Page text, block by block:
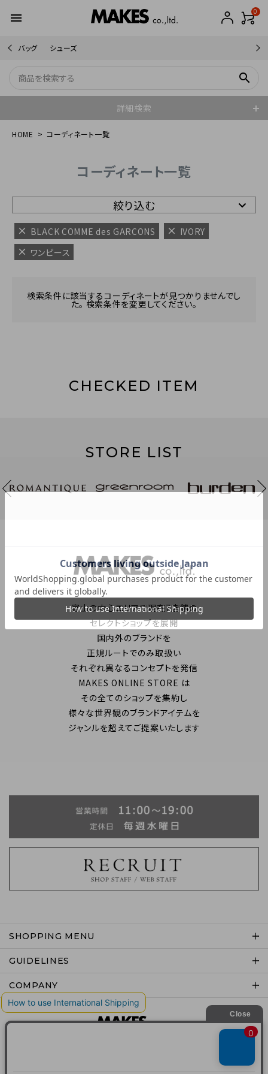
menu 0
バッグ シューズ
search
詳細検索
HOME コーディネート一覧
コーディネート一覧
絞り込む
BLACK COMME des GARCONS
IVORY
ワンピース
検索条件に該当するコーディネートが見つかりませんでし
た。 検索条件を変更してください。
CHECKED ITEM
STORE LIST
富山の中心エリアで現在7店舗の
セレクトショップを展開
国内外のブランドを
正規ルートでのみ取扱い
それぞれ異なるコンセプトを発信
MAKES ONLINE STORE は
その全てのショップを集約し
様々な世界観のブランドアイテムを
ジャンルを超えてご提案いたします
SHOPPING MENU
GUIDELINES
COMPANY